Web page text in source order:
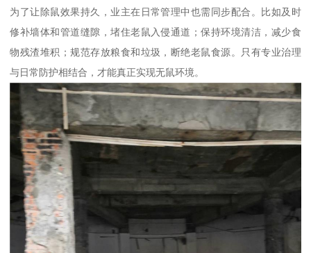
为了让除鼠效果持久，业主在日常管理中也需同步配合。比如及时
修补墙体和管道缝隙，堵住老鼠入侵通道；保持环境清洁，减少食
物残渣堆积；规范存放粮食和垃圾，断绝老鼠食源。只有专业治理
与日常防护相结合，才能真正实现无鼠环境。